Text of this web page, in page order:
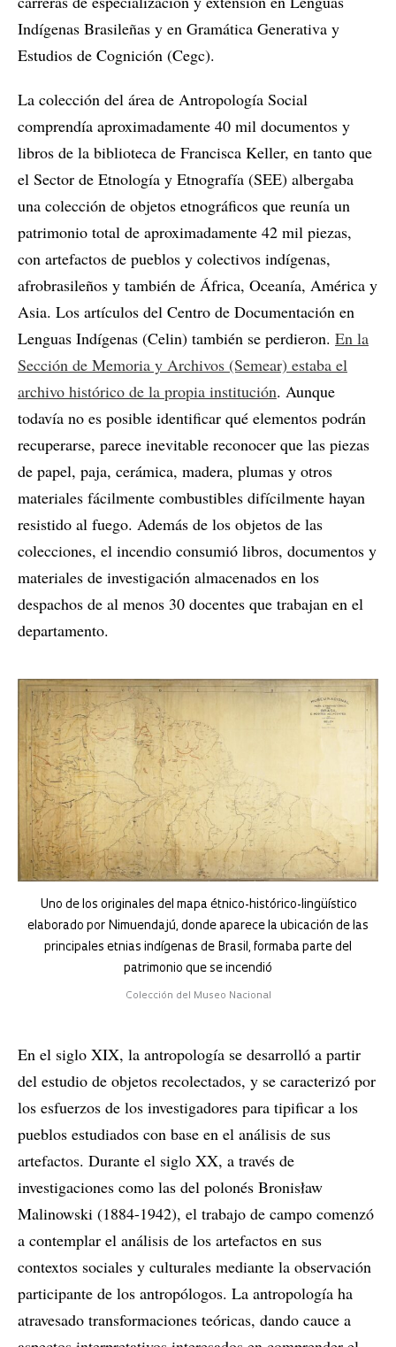
Indígenas Brasileñas y en Gramática Generativa y
Estudios de Cognición (Cegc).
La colección del área de Antropología Social
comprendía aproximadamente 40 mil documentos y
libros de la biblioteca de Francisca Keller, en tanto que
el Sector de Etnología y Etnografía (SEE) albergaba
una colección de objetos etnográficos que reunía un
patrimonio total de aproximadamente 42 mil piezas,
con artefactos de pueblos y colectivos indígenas,
afrobrasileños y también de África, Oceanía, América y
Asia. Los artículos del Centro de Documentación en
Lenguas Indígenas (Celin) también se perdieron. En la
Sección de Memoria y Archivos (Semear) estaba el
archivo histórico de la propia institución. Aunque
todavía no es posible identificar qué elementos podrán
recuperarse, parece inevitable reconocer que las piezas
de papel, paja, cerámica, madera, plumas y otros
materiales fácilmente combustibles difícilmente hayan
resistido al fuego. Además de los objetos de las
colecciones, el incendio consumió libros, documentos y
materiales de investigación almacenados en los
despachos de al menos 30 docentes que trabajan en el
departamento.
Uno de los originales del mapa étnico-histórico-lingüístico
elaborado por Nimuendajú, donde aparece la ubicación de las
principales etnias indígenas de Brasil, formaba parte del
patrimonio que se incendió
Colección del Museo Nacional
En el siglo XIX, la antropología se desarrolló a partir
del estudio de objetos recolectados, y se caracterizó por
los esfuerzos de los investigadores para tipificar a los
pueblos estudiados con base en el análisis de sus
artefactos. Durante el siglo XX, a través de
investigaciones como las del polonés Bronisław
Malinowski (1884-1942), el trabajo de campo comenzó
a contemplar el análisis de los artefactos en sus
contextos sociales y culturales mediante la observación
participante de los antropólogos. La antropología ha
atravesado transformaciones teóricas, dando cauce a